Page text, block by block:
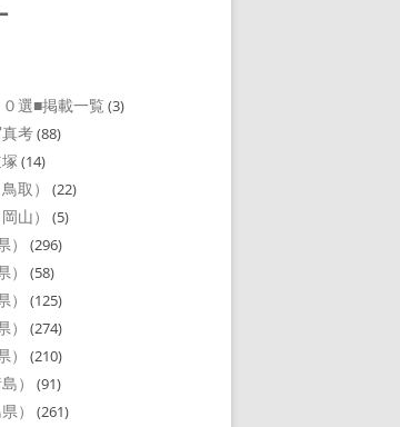
選■掲載一覧 (3)
考(88)
(14)
取） (22)
山） (5)
(296)
(58)
(125)
(274)
(210)
） (91)
） (261)